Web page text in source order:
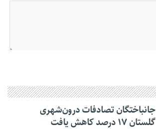
جانباختگان تصادفات درون‌شهری
گلستان ۱۷ درصد کاهش یافت